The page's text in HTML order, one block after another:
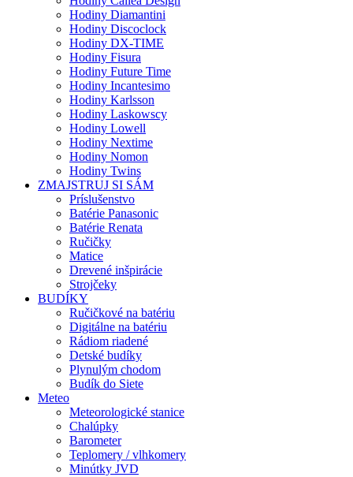
Hodiny Diamantini
Hodiny Discoclock
Hodiny DX-TIME
Hodiny Fisura
Hodiny Future Time
Hodiny Incantesimo
Hodiny Karlsson
Hodiny Laskowscy
Hodiny Lowell
Hodiny Nextime
Hodiny Nomon
Hodiny Twins
ZMAJSTRUJ SI SÁM
Príslušenstvo
Batérie Panasonic
Batérie Renata
Ručičky
Matice
Drevené inšpirácie
Strojčeky
BUDÍKY
Ručičkové na batériu
Digitálne na batériu
Rádiom riadené
Detské budíky
Plynulým chodom
Budík do Siete
Meteo
Meteorologické stanice
Chalúpky
Barometer
Teplomery / vlhkomery
Minútky JVD